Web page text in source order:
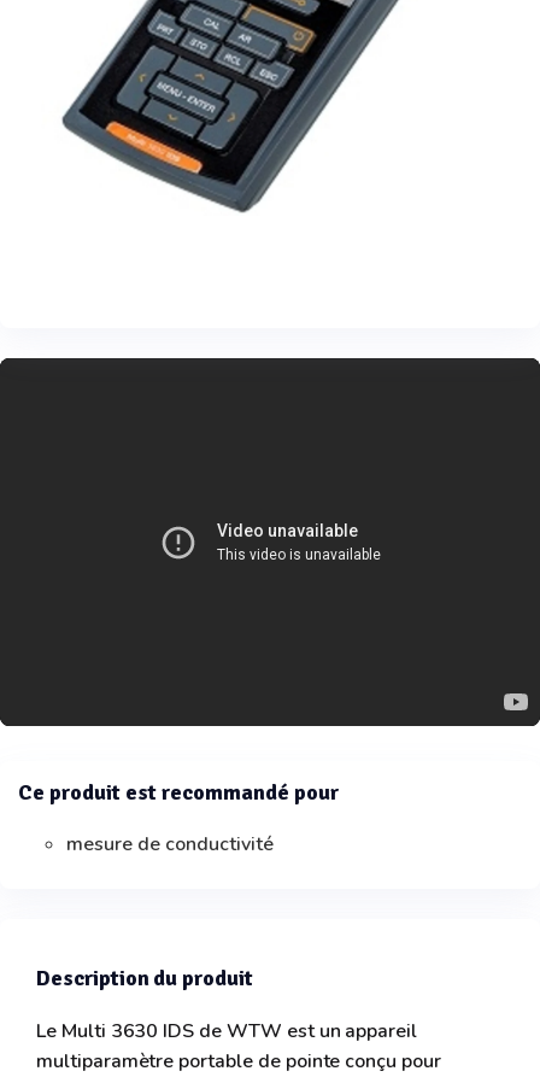
Ce produit est recommandé pour
mesure de conductivité
Description du produit
Le Multi 3630 IDS de WTW est un appareil
multiparamètre portable de pointe conçu pour